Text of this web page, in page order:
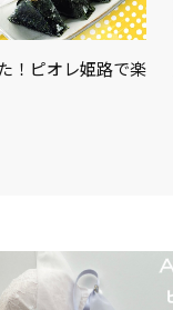
！ピオレ姫路で楽